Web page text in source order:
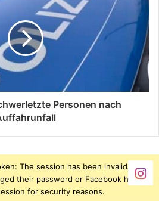
Personen nach
The session has been invalidated
their password or Facebook has
for security reasons.